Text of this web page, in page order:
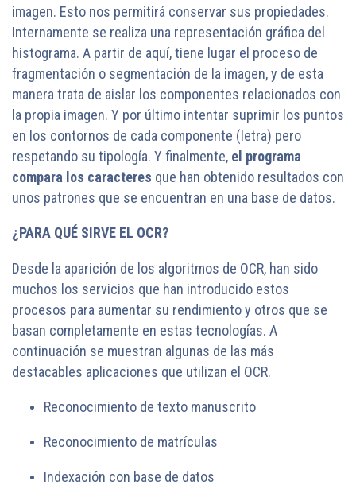
imagen. Esto nos permitirá conservar sus propiedades.
Internamente se realiza una representación gráfica del
histograma. A partir de aquí, tiene lugar el proceso de
fragmentación o segmentación de la imagen, y de esta
manera trata de aislar los componentes relacionados con
la propia imagen. Y por último intentar suprimir los puntos
en los contornos de cada componente (letra) pero
respetando su tipología. Y finalmente, el programa
compara los caracteres que han obtenido resultados con
unos patrones que se encuentran en una base de datos.
¿PARA QUÉ SIRVE EL OCR?
Desde la aparición de los algoritmos de OCR, han sido
muchos los servicios que han introducido estos
procesos para aumentar su rendimiento y otros que se
basan completamente en estas tecnologías. A
continuación se muestran algunas de las más
destacables aplicaciones que utilizan el OCR.
Reconocimiento de texto manuscrito
Reconocimiento de matrículas
Indexación con base de datos